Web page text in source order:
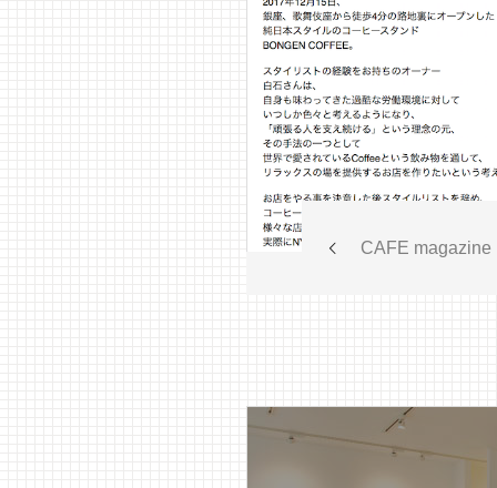
CAFE magazine